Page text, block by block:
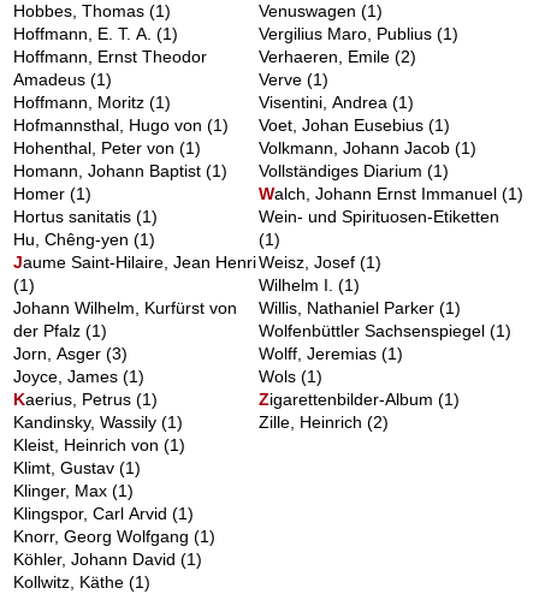
Hobbes, Thomas(1)
Hoffmann, E. T. A.(1)
Hoffmann, Ernst Theodor
Amadeus(1)
Hoffmann, Moritz(1)
Hofmannsthal, Hugo von(1)
Hohenthal, Peter von(1)
Homann, Johann Baptist(1)
Homer(1)
Hortus sanitatis(1)
Hu, Chêng-yen(1)
Jaume Saint-Hilaire, Jean Henri
(1)
Johann Wilhelm, Kurfürst von
der Pfalz(1)
Jorn, Asger(3)
Joyce, James(1)
Kaerius, Petrus(1)
Kandinsky, Wassily(1)
Kleist, Heinrich von(1)
Klimt, Gustav(1)
Klinger, Max(1)
Klingspor, Carl Arvid(1)
Knorr, Georg Wolfgang(1)
Köhler, Johann David(1)
Kollwitz, Käthe(1)
Venuswagen(1)
Vergilius Maro, Publius(1)
Verhaeren, Emile(2)
Verve(1)
Visentini, Andrea(1)
Voet, Johan Eusebius(1)
Volkmann, Johann Jacob(1)
Vollständiges Diarium(1)
Walch, Johann Ernst Immanuel(1)
Wein- und Spirituosen-Etiketten
(1)
Weisz, Josef(1)
Wilhelm I.(1)
Willis, Nathaniel Parker(1)
Wolfenbüttler Sachsenspiegel(1)
Wolff, Jeremias(1)
Wols(1)
Zigarettenbilder-Album(1)
Zille, Heinrich(2)